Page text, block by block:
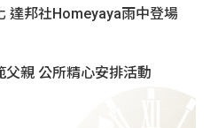
達邦社Homeyaya雨中登場
父親 公所精心安排活動